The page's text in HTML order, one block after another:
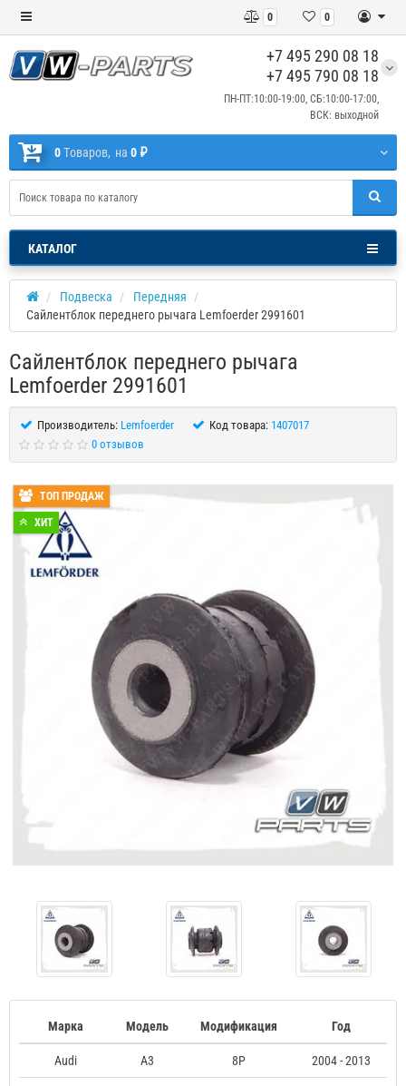
0
0
+7 495 290 08 18
+7 495 790 08 18
ПН-ПТ:10:00-19:00, СБ:10:00-17:00,
ВСК: выходной
0Tоваров, на 0 ₽
КАТАЛОГ
Подвеска
Передняя
Сайлентблок переднего рычага Lemfoerder 2991601
Сайлентблок переднего рычага
Lemfoerder 2991601
Производитель: Lemfoerder Код товара: 1407017
0 отзывов
ТОП ПРОДАЖ
ХИТ
Марка Модель Модификация Год
Audi A3 8P 2004 - 2013